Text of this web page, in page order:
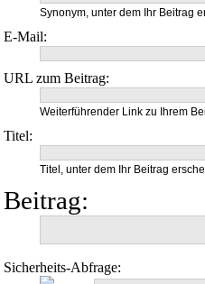
Synonym, unter dem Ihr Beitrag
E-Mail:
URL zum Beitrag:
Weiterführender Link zu Ihrem
Titel:
Titel, unter dem Ihr Beitrag
Beitrag:
Sicherheits-Abfrage: